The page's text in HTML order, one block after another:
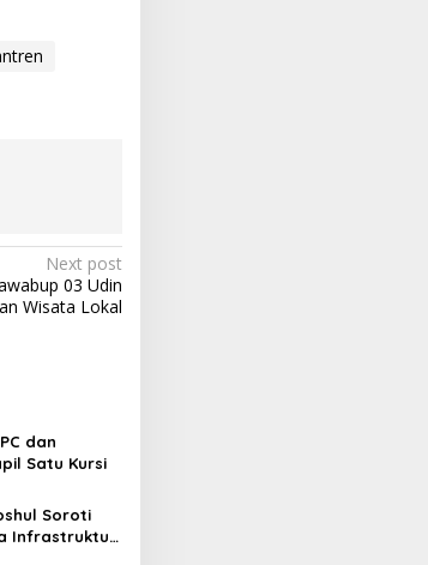
Next post
03 Udin
Wisata Lokal
dan
Satu Kursi
Soroti
Infrastruktur